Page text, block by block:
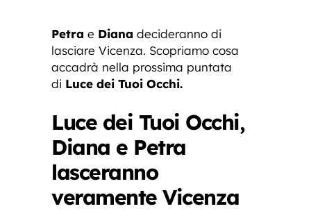
Petra e Diana decideranno di
lasciare Vicenza. Scopriamo cosa
accadrà nella prossima puntata
di Luce dei Tuoi Occhi.
Luce dei Tuoi Occhi,
Diana e Petra
lasceranno
veramente Vicenza